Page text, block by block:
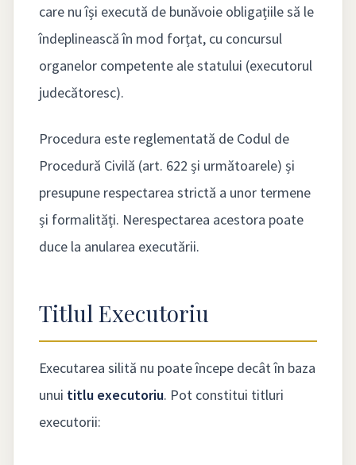
care nu își execută de bunăvoie obligațiile să le
îndeplinească în mod forțat, cu concursul
organelor competente ale statului (executorul
judecătoresc).
Procedura este reglementată de Codul de
Procedură Civilă (art. 622 și următoarele) și
presupune respectarea strictă a unor termene
și formalități. Nerespectarea acestora poate
duce la anularea executării.
Titlul Executoriu
Executarea silită nu poate începe decât în baza
unui titlu executoriu. Pot constitui titluri
executorii: